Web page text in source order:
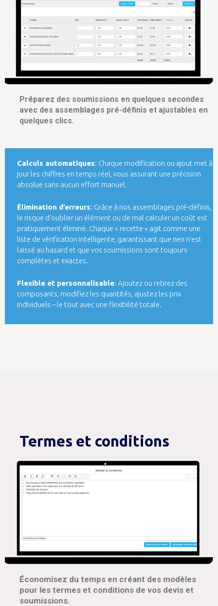
Préparez des soumissions en quelques secondes
avec des assemblages pré-définis et ajustables en
quelques clics.
Calculs automatiques: Chaque modification ou ajout met à
jour les chiffres en temps réel, vous assurant une précision
absolue sans aucun effort manuel.
Élimination d’erreurs: Grâce à nos assemblages pré-définis,
le risque d’oublier un élément ou de mal calculer un coût est
pratiquement éliminé. Chaque « recette » agit comme une
liste de vérification intelligente, garantissant que rien n’est
laissé au hasard et que vos soumissions sont toujours
complètes et exactes.
Flexible et personnalisable: Ajoutez ou retirez des
composants, modifiez les quantités, ajustez les prix
individuels – le tout avec une flexibilité totale.
Termes et conditions
Économisez du temps en créant des modèles
pour les termes et conditions de vos devis et
soumissions.